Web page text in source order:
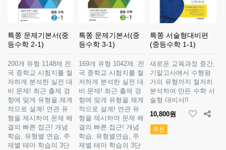
특쫑 문제기본서(중
등수학 2-1)
200개 유형 1148제 전
국 중학교 시험지를 철
저하게 분석한 실전 대
비 문제! 최근 출제 경
향에 맞게 유형을 체계
적으로 설계! 연관 유
형을 제시하여 문제 해
결의 빠른 접근! 개념
학습, 유형별 연습, 주
제별 테마 학습의 3단
특쫑 문제기본서(중
등수학 3-1)
169개 유형 1042제. 전
국 중학교 시험지를 철
저하게 분석한 실전 대
비 문제! 최근 출제 경
향에 맞게 유형을 체계
적으로 설계! 연관 유
형을 제시하여 문제 해
결의 빠른 접근! 개념
학습, 유형별연습, 주
제별 테마 학습의 3단
특쫑 서술형대비편
(중등수학 1-1)
새로운 교육과정 중간,
기말고사에서 수행평
가의 유형까지 철저히
분석하여 만든 수학 서
술형 대비서!!
10,800원
추천